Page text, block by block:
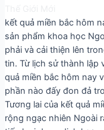
kết quả miền bắc hôm
sản phẩm khoa học
phải và cải thiện lên
tin. Từ lịch sử thành lập
quả miền bắc hôm nay
phần nào đấy đon đả
Tương lai của kết quả
rộng ngạc nhiên Ngoài